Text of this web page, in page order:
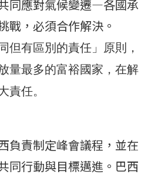
同應對氣候變遷—各國承
戰，必須合作解決。
但有區別的責任」原則，
量最多的富裕國家，在解
責任。
負責制定峰會議程，並在
同行動與目標邁進。巴西